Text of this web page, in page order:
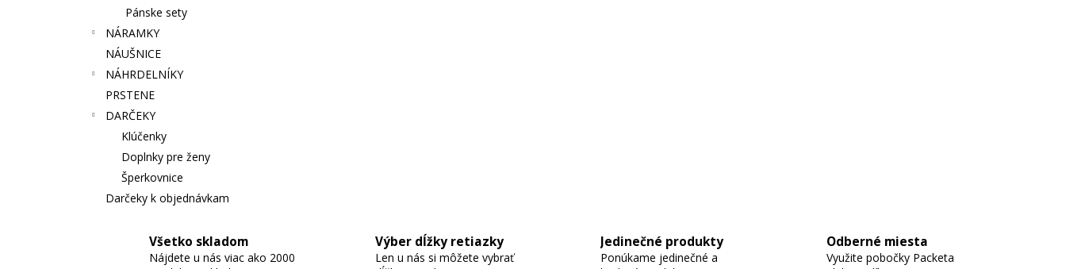
Pánske sety
NÁRAMKY
NÁUŠNICE
NÁHRDELNÍKY
PRSTENE
DARČEKY
Klúčenky
Doplnky pre ženy
Šperkovnice
Darčeky k objednávkam
Všetko skladom
Nájdete u nás viac ako 2000
Výber dĺžky retiazky
Len u nás si môžete vybrať
Jedinečné produkty
Ponúkame jedinečné a
Odberné miesta
Využite pobočky Packeta